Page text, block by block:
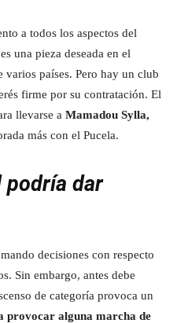
a todos los aspectos del
una pieza deseada en el
varios países. Pero hay un club
firme por su contratación. El
llevarse a Mamadou Sylla,
más con el Pucela.
podría dar
decisiones con respecto
Sin embargo, antes debe
de categoría provoca un
provocar alguna marcha de